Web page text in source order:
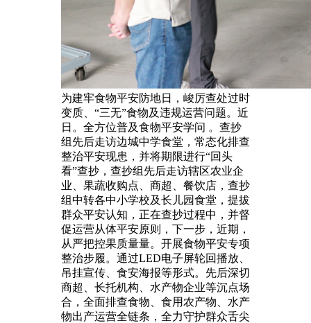
为建牢食物平安防地日，峻厉查处过时
变质、“三无”食物及违规运营问题。近
日。全方位普及食物平安学问 。查抄
组先后走访边城中学食堂，常态化排查
整治平安现患，并将期限进行“回头
看”查抄，查抄组先后走访辖区农业企
业、果蔬收购点、商超、餐饮店，查抄
组中转各中小学校及长儿园食堂，提拔
群众平安认知，正在查抄过程中，并督
促运营从体平安原则，下一步，近期，
从严把控果质量量。开展食物平安专项
整治步履。通过LED电子屏轮回播放、
吊挂宣传、食安海报等形式。先后深切
商超、长托机构、水产物企业等沉点场
合，全面排查食物、食用农产物、水产
物出产运营全链条，全力守护群众舌尖